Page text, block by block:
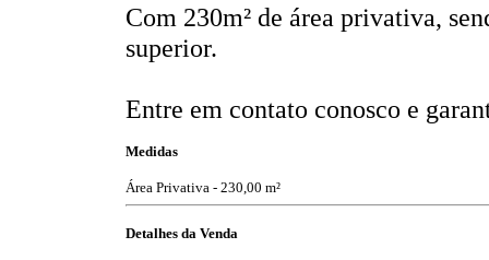
Com 230m² de área privativa,
superior.
Entre em contato conosco e
Medidas
Área Privativa - 230,00 m²
Detalhes da Venda